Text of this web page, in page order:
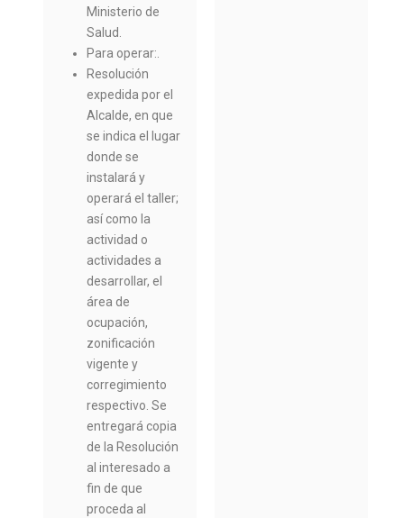
Ministerio de
Salud.
Para operar:.
Resolución
expedida por el
Alcalde, en que
se indica el lugar
donde se
instalará y
operará el taller;
así como la
actividad o
actividades a
desarrollar, el
área de
ocupación,
zonificación
vigente y
corregimiento
respectivo. Se
entregará copia
de la Resolución
al interesado a
fin de que
proceda al